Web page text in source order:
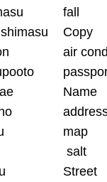
fall
Copy
air
Name
map
salt
Street